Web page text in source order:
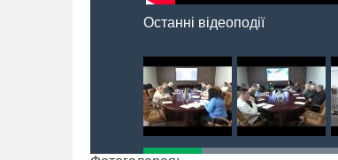
Останні відеоподії